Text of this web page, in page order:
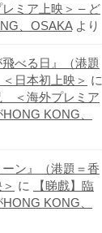
ミア上映＞ – ど
、OSAKAより
飛べる日』（港題
日本初上映＞ に
＜海外プレミア
KONG、
ーン』（港題＝香
に
【睇戲】臨
KONG、